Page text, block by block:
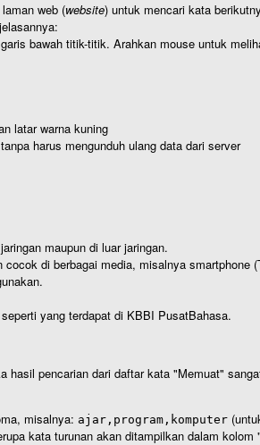
web (website) untuk mencari kata
bawah titik-titik. Arahkan mouse untuk
latar warna kuning
harus mengunduh ulang data dari server
maupun di luar jaringan.
cocok di berbagai media, misalnya smartphone
yang terdapat di KBBI PusatBahasa.
pencarian dari daftar kata "Memuat"
misalnya: ajar,program,komputer
kata turunan akan ditampilkan dalam kolom